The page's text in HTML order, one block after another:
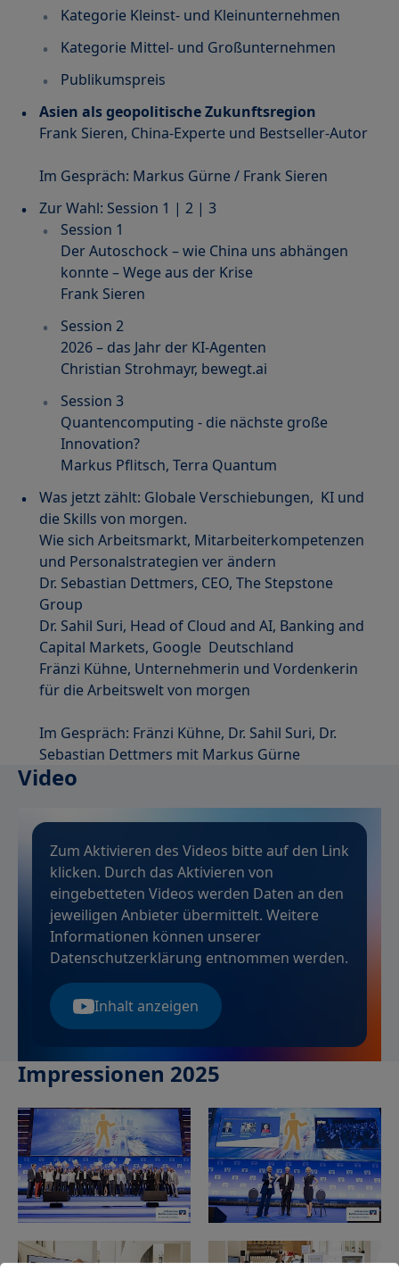
Kategorie Kleinst- und Kleinunternehmen
Kategorie Mittel- und Großunternehmen
Publikumspreis
Asien als geopolitische Zukunftsregion
Frank Sieren, China-Experte und Bestseller-Autor
Im Gespräch: Markus Gürne / Frank Sieren
Zur Wahl: Session 1 | 2 | 3
Session 1
Der Autoschock – wie China uns abhängen
konnte – Wege aus der Krise
Frank Sieren
Session 2
2026 – das Jahr der KI-Agenten
Christian Strohmayr, bewegt.ai
Session 3
Quantencomputing - die nächste große
Innovation?
Markus Pflitsch, Terra Quantum
Was jetzt zählt: Globale Verschiebungen, KI und
die Skills von morgen.
Wie sich Arbeitsmarkt, Mitarbeiterkompetenzen
und Personalstrategien ver ändern
Dr. Sebastian Dettmers, CEO, The Stepstone
Group
Dr. Sahil Suri, Head of Cloud and AI, Banking and
Capital Markets, Google Deutschland
Fränzi Kühne, Unternehmerin und Vordenkerin
für die Arbeitswelt von morgen
Im Gespräch: Fränzi Kühne, Dr. Sahil Suri, Dr.
Sebastian Dettmers mit Markus Gürne
Video
Zum Aktivieren des Videos bitte auf den Link
klicken. Durch das Aktivieren von
eingebetteten Videos werden Daten an den
jeweiligen Anbieter übermittelt. Weitere
Informationen können unserer
Datenschutzerklärung entnommen werden.
Inhalt anzeigen
Impressionen 2025